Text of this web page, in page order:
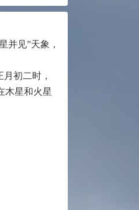
并见”天象，
初二时，
木星和火星